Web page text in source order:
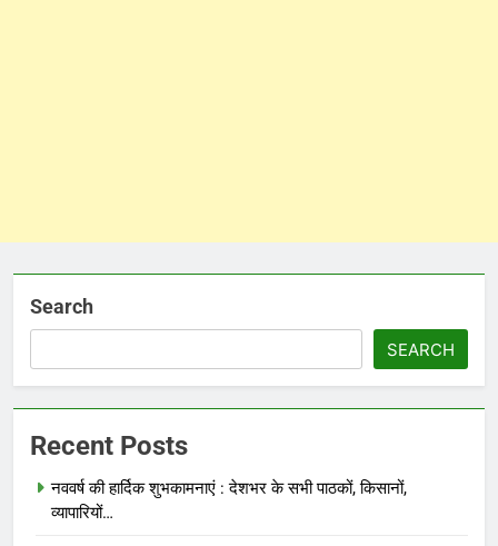
Search
SEARCH
Recent Posts
नववर्ष की हार्दिक शुभकामनाएं : देशभर के सभी पाठकों, किसानों,
व्यापारियों…